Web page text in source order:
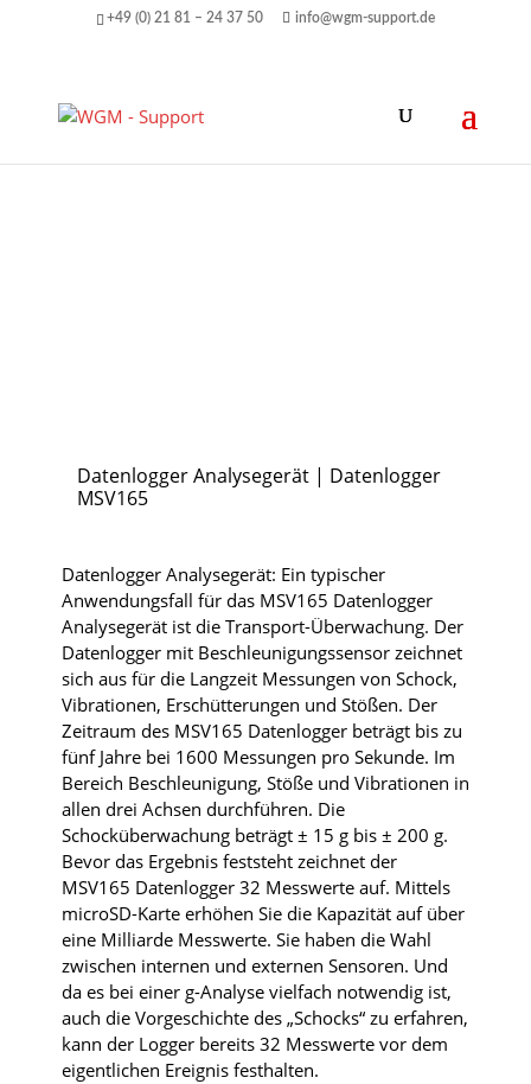
+49 (0) 21 81 – 24 37 50 info@wgm-support.de
Datenlogger Analysegerät | Datenlogger
MSV165
Datenlogger Analysegerät: Ein typischer
Anwendungsfall für das MSV165 Datenlogger
Analysegerät ist die Transport-Überwachung. Der
Datenlogger mit Beschleunigungssensor zeichnet
sich aus für die Langzeit Messungen von Schock,
Vibrationen, Erschütterungen und Stößen. Der
Zeitraum des MSV165 Datenlogger beträgt bis zu
fünf Jahre bei 1600 Messungen pro Sekunde. Im
Bereich Beschleunigung, Stöße und Vibrationen in
allen drei Achsen durchführen. Die
Schocküberwachungbeträgt ± 15 gbis ± 200 g.
Bevor das Ergebnis feststeht zeichnet der
MSV165 Datenlogger 32 Messwerte auf. Mittels
microSD-Karte erhöhen Sie die Kapazität auf über
eine Milliarde Messwerte. Sie haben die Wahl
zwischen internen und externen Sensoren. Und
da es bei einer g-Analyse vielfach notwendig ist,
auch die Vorgeschichte des „Schocks“ zu erfahren,
kann der Logger bereits 32 Messwerte vor dem
eigentlichen Ereignis festhalten.